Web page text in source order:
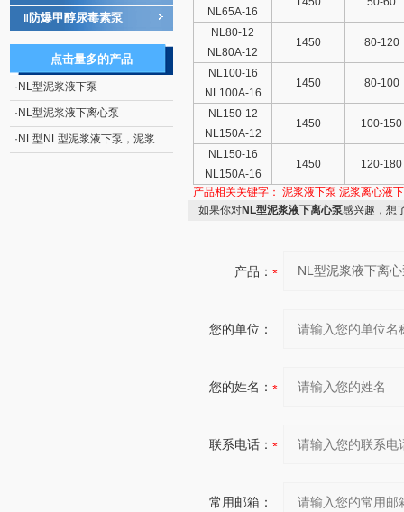
防爆甲醇尿毒素泵
点击量多的产品
· NL型泥浆液下泵
· NL型泥浆液下离心泵
· NL型NL型泥浆液下泵，泥浆离心泵
NL65A-16
NL80-12
NL80A-12
1450 80-120
NL100-16
NL100A-16
1450 80-100
NL150-12
NL150A-12
1450 100-150
NL150-16
NL150A-16
1450 120-180
产品相关关键字： 泥浆液下泵 泥浆离心液
如果你对NL型泥浆液下离心泵感兴趣，想
产品：
您的单位：
您的姓名：
联系电话：
常用邮箱：